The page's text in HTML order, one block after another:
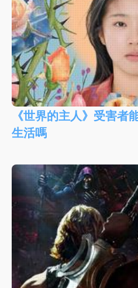
《世界的主人》受害者
生活嗎